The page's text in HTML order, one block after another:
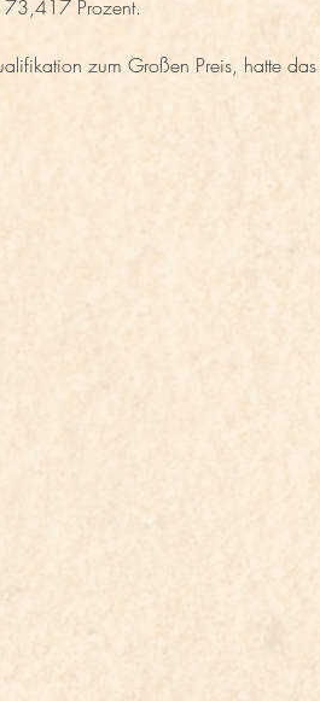
73,417 Prozent.
zum Großen Preis, hatte